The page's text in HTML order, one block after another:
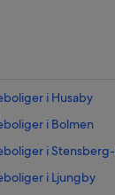
i Husaby
i Bolmen
i
i Ljungby